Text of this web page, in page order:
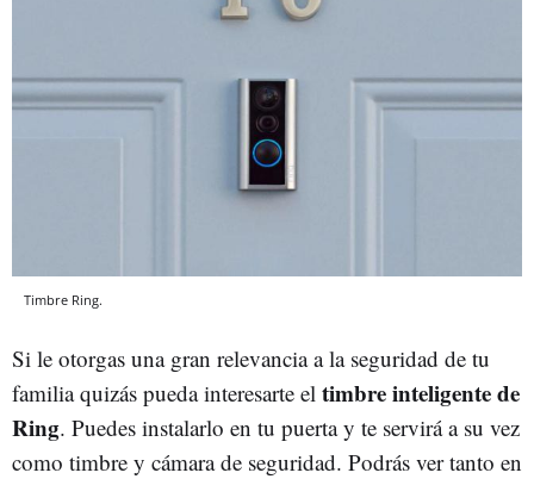
Timbre Ring.
Si le otorgas una gran relevancia a la seguridad de tu
familia quizás pueda interesarte el timbre inteligente de
Ring. Puedes instalarlo en tu puerta y te servirá a su vez
como timbre y cámara de seguridad. Podrás ver tanto en